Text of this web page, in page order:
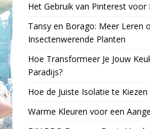
Het Gebruik van Pinterest voor
Tansy en Borago: Meer Leren
Insectenwerende Planten
Hoe Transformeer Je Jouw
Paradijs?
Hoe de Juiste Isolatie te
Warme Kleuren voor een